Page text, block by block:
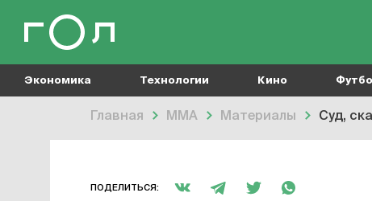
Экономика Технологии Кино
Главная MMA Материалы Суд,
ПОДЕЛИТЬСЯ: